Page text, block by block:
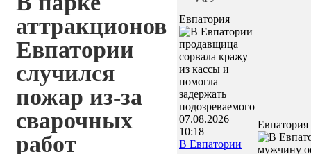
аттракционов
Евпатории
случился
пожар из-за
сварочных
работ
Евпатория
07.08.2026
10:18
В Евпатории
Евпатория